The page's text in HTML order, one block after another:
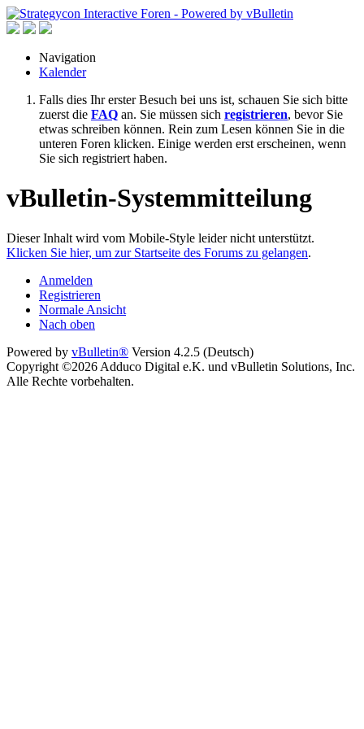
Navigation
Kalender
Falls dies Ihr erster Besuch bei uns ist, schauen Sie sich bitte
zuerst die FAQ an. Sie müssen sich registrieren, bevor Sie
etwas schreiben können. Rein zum Lesen können Sie in die
unteren Foren klicken. Einige werden erst erscheinen, wenn
Sie sich registriert haben.
vBulletin-Systemmitteilung
Dieser Inhalt wird vom Mobile-Style leider nicht unterstützt.
Klicken Sie hier, um zur Startseite des Forums zu gelangen.
Anmelden
Registrieren
Normale Ansicht
Nach oben
Powered by vBulletin® Version 4.2.5 (Deutsch)
Copyright ©2026 Adduco Digital e.K. und vBulletin Solutions, Inc.
Alle Rechte vorbehalten.